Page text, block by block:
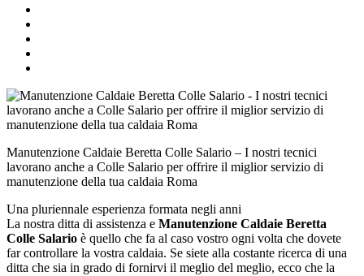
Manutenzione Caldaie Beretta Colle Salario – I nostri tecnici
lavorano anche a Colle Salario per offrire il miglior servizio di
manutenzione della tua caldaia Roma
Una pluriennale esperienza formata negli anni
La nostra ditta di assistenza e Manutenzione Caldaie Beretta
Colle Salario è quello che fa al caso vostro ogni volta che dovete
far controllare la vostra caldaia. Se siete alla costante ricerca di una
ditta che sia in grado di fornirvi il meglio del meglio, ecco che la